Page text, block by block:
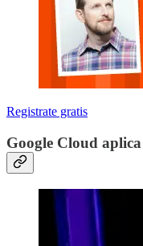
Registrate gratis
Google Cloud